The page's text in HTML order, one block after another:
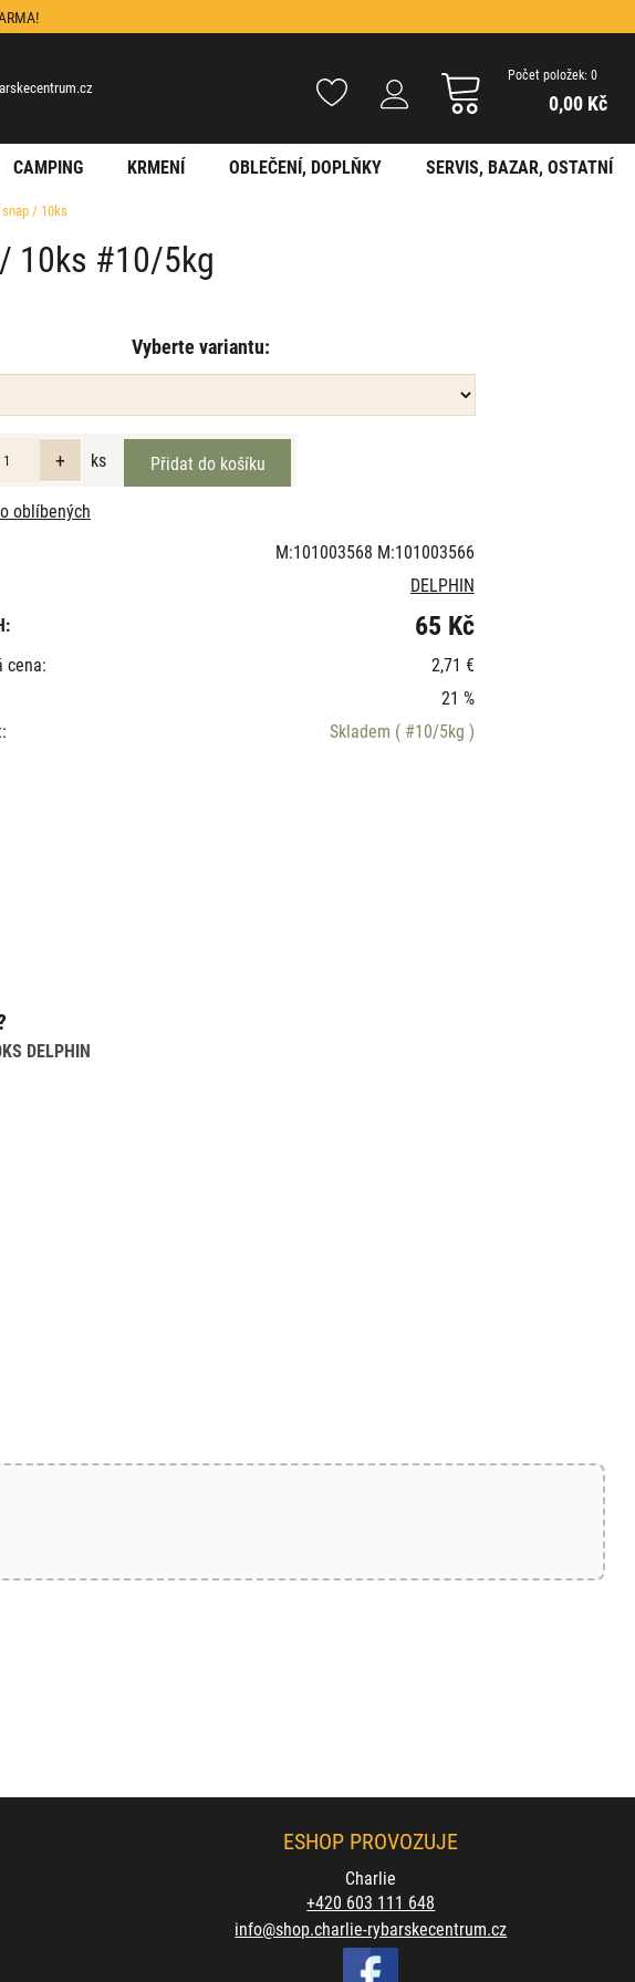
Počet položek: 0
0,00 Kč
CAMPING KRMENÍ OBLEČENÍ, DOPLŇKY SERVIS, BAZAR, OSTATNÍ
/ 10ks
10ks #10/5kg
Vyberte variantu:
ks
oblíbených
M:101003568 M:101003566
DELPHIN
65 Kč
cena:
2,71 €
21 %
Skladem ( #10/5kg )
DELPHIN
ESHOP PROVOZUJE
Charlie
+420 603 111 648
info@shop.charlie-rybarskecentrum.cz